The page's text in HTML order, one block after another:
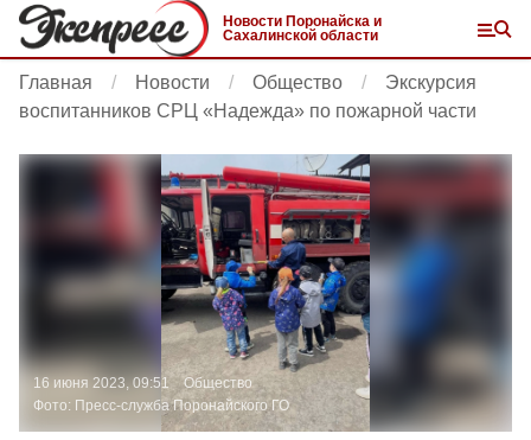
Новости Поронайска и
Сахалинской области
Главная Новости Общество
Экскурсия
воспитанников СРЦ «Надежда» по пожарной части
16 июня 2023, 09:51
Общество
Фото: Пресс-служба Поронайского ГО